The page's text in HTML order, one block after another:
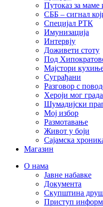
Путоказ за маме
СББ – сигнал
Специјал РТК
Имунизација
Интервју
Доживети стоту
Под
Мајстори
Суграђани
Разговор с
Хероји мог града
Шумадијски
Мој избор
Размотавање
Живот у боји
Сајамска
Магазин
О нама
Јавне набавке
Документа
Скупштина
Приступ